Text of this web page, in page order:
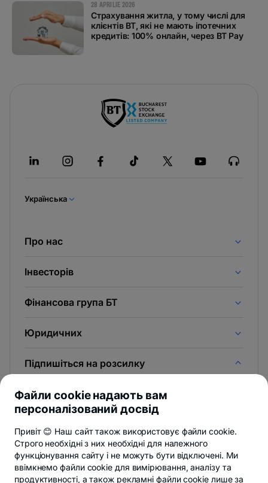
28 APRILIE 2026
Страхування житла, у тому числі для
клієнтів BT, які не мають іпотечних
кредитів: 100% онлайн, через BT Pay
Українська
Про нас
Інвесторів
Фінансова група БТ
Юридичних
Підпишіться на розсилку
І першими дізнаєшся новини з Newsroom & Блогу BT.
Ти можеш відмовитися в будь-який час, дивитися деталі
Файли cookie надають вам
персоналізований досвід
Привіт 😊 Наш сайт також використовує файли cookie.
Строго необхідні з них необхідні для належного
функціонування сайту і не можуть бути відключені. Ми
ввімкнемо файли cookie для вимірювання, аналізу та
продуктивності, а також рекламні файли cookie лише за